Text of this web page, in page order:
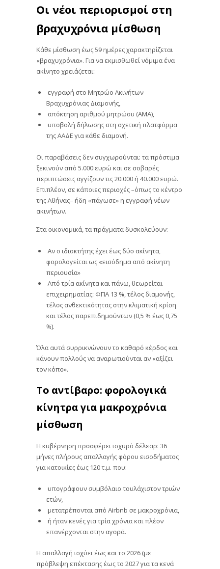
Οι νέοι περιορισμοί στη
βραχυχρόνια μίσθωση
Κάθε μίσθωση έως 59 ημέρες χαρακτηρίζεται
«βραχυχρόνια». Για να εκμισθωθεί νόμιμα ένα
ακίνητο χρειάζεται:
εγγραφή στο Μητρώο Ακινήτων
Βραχυχρόνιας Διαμονής,
απόκτηση αριθμού μητρώου (ΑΜΑ),
υποβολή δήλωσης στη σχετική πλατφόρμα
της ΑΑΔΕ για κάθε διαμονή.
Οι παραβάσεις δεν συγχωρούνται: τα πρόστιμα
ξεκινούν από 5.000 ευρώ και σε σοβαρές
περιπτώσεις αγγίζουν τις 20.000 ή 40.000 ευρώ.
Επιπλέον, σε κάποιες περιοχές –όπως το κέντρο
της Αθήνας– ήδη «πάγωσε» η εγγραφή νέων
ακινήτων.
Στα οικονομικά, τα πράγματα δυσκολεύουν:
Αν ο ιδιοκτήτης έχει έως δύο ακίνητα,
φορολογείται ως «εισόδημα από ακίνητη
περιουσία»
Από τρία ακίνητα και πάνω, θεωρείται
επιχειρηματίας: ΦΠΑ 13 %, τέλος διαμονής,
τέλος ανθεκτικότητας στην κλιματική κρίση
και τέλος παρεπιδημούντων (0,5 % έως 0,75
%).
Όλα αυτά συρρικνώνουν το καθαρό κέρδος και
κάνουν πολλούς να αναρωτιούνται αν «αξίζει
τον κόπο».
Το αντίβαρο: φορολογικά
κίνητρα για μακροχρόνια
μίσθωση
Η κυβέρνηση προσφέρει ισχυρό δέλεαρ: 36
μήνες πλήρους απαλλαγής φόρου εισοδήματος
για κατοικίες έως 120 τ.μ. που:
υπογράφουν συμβόλαιο τουλάχιστον τριών
ετών,
μετατρέπονται από Airbnb σε μακροχρόνια,
ή ήταν κενές για τρία χρόνια και πλέον
επανέρχονται στην αγορά.
Η απαλλαγή ισχύει έως και το 2026 (με
πρόβλεψη επέκτασης έως το 2027 για τα κενά